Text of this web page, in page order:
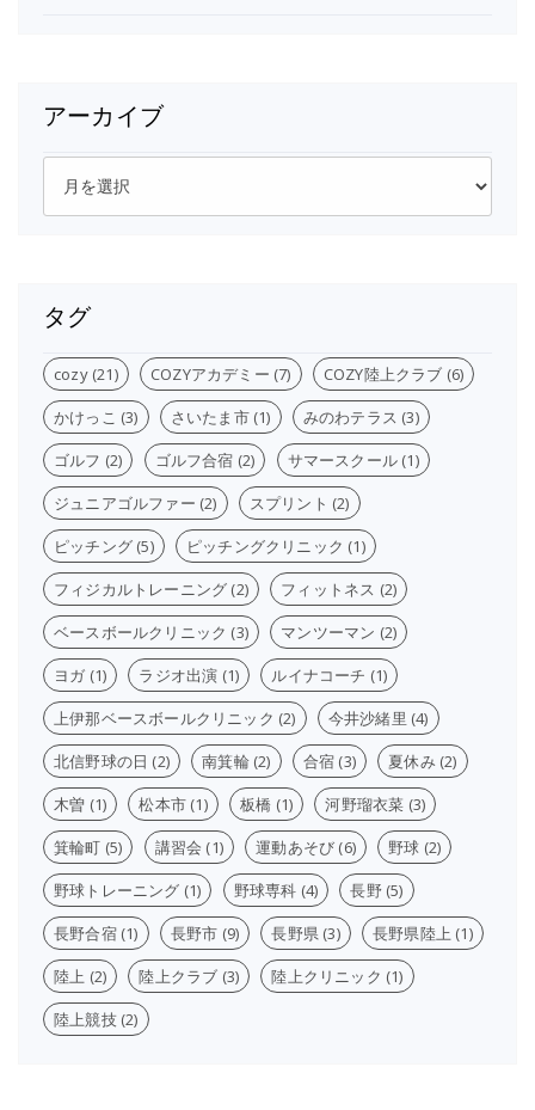
アーカイブ
カ
タグ
cozy(21) COZYアカデミー (7) COZY陸上クラブ (6)
かけっこ (3) さいたま市(1) みのわテラス (3)
ゴルフ (2) ゴルフ合宿 (2) サマースクール (1)
ジュニアゴルファー (2) スプリント (2)
ピッチング (5) ピッチングクリニック (1)
フィジカルトレーニング (2) フィットネス (2)
ベースボールクリニック (3) マンツーマン (2)
ヨガ (1) ラジオ出演 (1) ルイナコーチ (1)
上伊那ベースボールクリニック (2) 今井沙緒里 (4)
北信野球の日 (2) 南箕輪(2) 合宿 (3) 夏休み(2)
木曽 (1) 松本市 (1) 板橋 (1) 河野瑠衣菜 (3)
箕輪町 (5) 講習会 (1) 運動あそび (6) 野球 (2)
野球トレーニング (1) 野球専科 (4) 長野(5)
長野合宿(1) 長野市 (9) 長野県 (3) 長野県陸上 (1)
陸上 (2) 陸上クラブ (3) 陸上クリニック (1)
陸上競技(2)